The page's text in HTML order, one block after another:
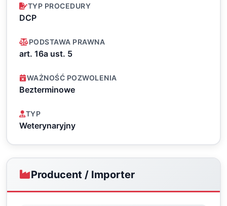
TYP PROCEDURY
DCP
PODSTAWA PRAWNA
art. 16a ust. 5
WAŻNOŚĆ POZWOLENIA
Bezterminowe
TYP
Weterynaryjny
Producent / Importer